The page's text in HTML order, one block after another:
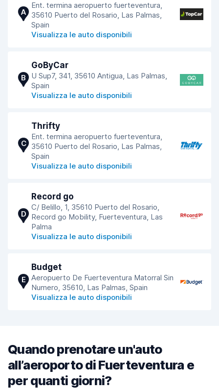
A
Ent. termina aeropuerto fuerteventura,
35610 Puerto del Rosario, Las Palmas,
Spain
Visualizza le auto disponibili
B
GoByCar
U Sup7, 341, 35610 Antigua, Las Palmas,
Spain
Visualizza le auto disponibili
C
Thrifty
Ent. termina aeropuerto fuerteventura,
35610 Puerto del Rosario, Las Palmas,
Spain
Visualizza le auto disponibili
D
Record go
C/ Belillo, 1, 35610 Puerto del Rosario,
Record go Mobility, Fuerteventura, Las
Palma
Visualizza le auto disponibili
E
Budget
Aeropuerto De Fuerteventura Matorral Sin
Numero, 35610, Las Palmas, Spain
Visualizza le auto disponibili
Quando prenotare un'auto
all’aeroporto di Fuerteventura e
per quanti giorni?